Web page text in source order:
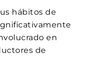
hábitos de
en
de